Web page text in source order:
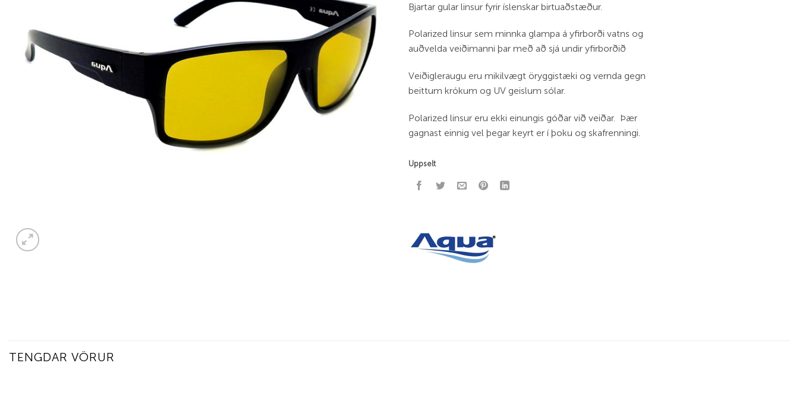
Bjartar gular linsur fyrir íslenskar birtuaðstæður.
Polarized linsur sem minnka glampa á yfirborði vatns og
auðvelda veiðimanni þar með að sjá undir yfirborðið
Veiðigleraugu eru mikilvægt öryggistæki og vernda gegn
beittum krókum og UV geislum sólar.
Polarized linsur eru ekki einungis góðar við veiðar. Þær
gagnast einnig vel þegar keyrt er í þoku og skafrenningi.
Uppselt
TENGDAR VÖRUR